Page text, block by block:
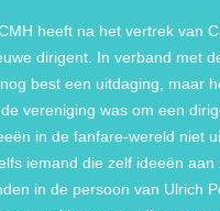
heeft na het vertrek van
dirigent. In verband met
best een uitdaging, maar
vereniging was om een
in de fanfare-wereld niet
iemand die zelf ideeën aan
in de persoon van Ulrich